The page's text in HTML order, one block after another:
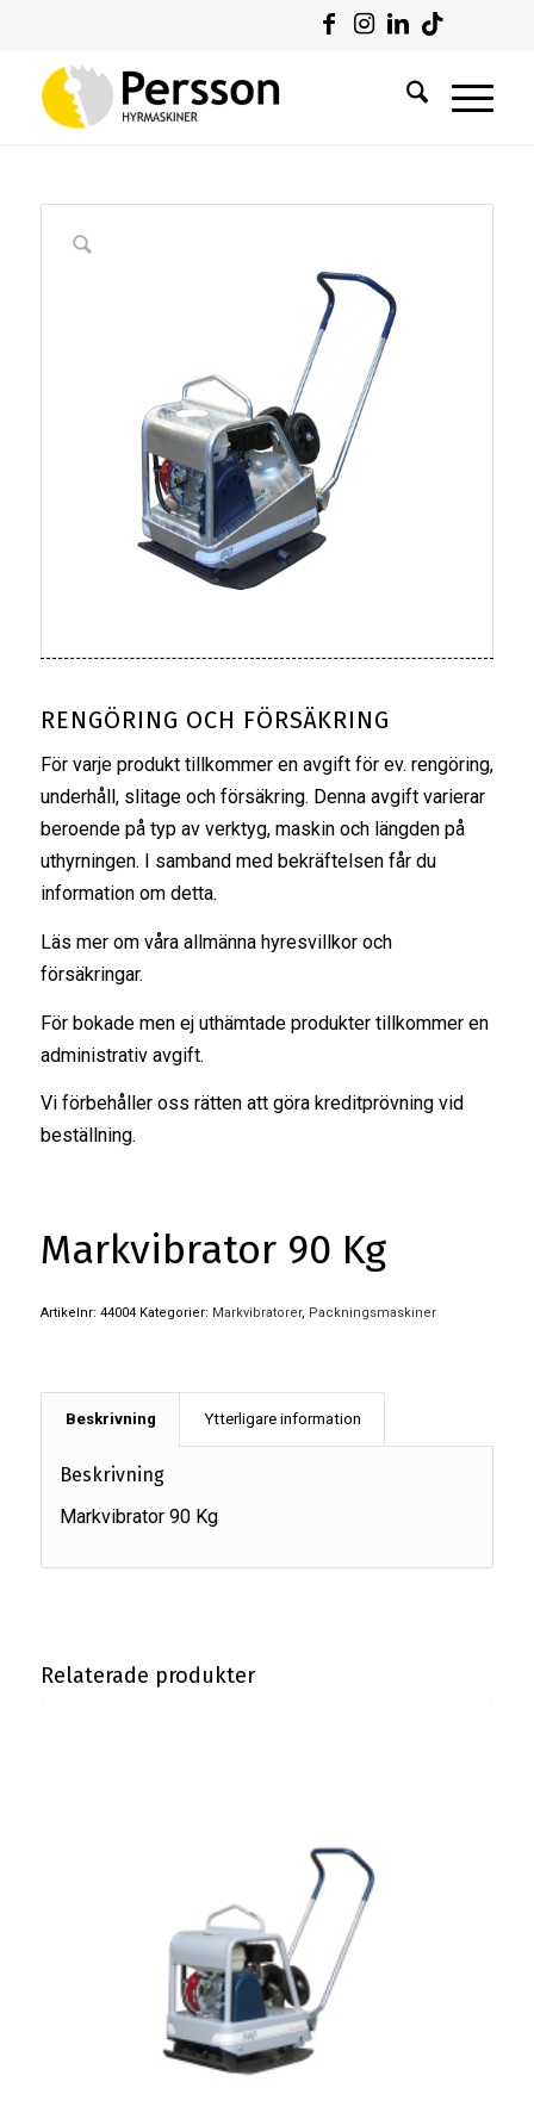
RENGÖRING OCH FÖRSÄKRING
För varje produkt tillkommer en avgift för ev. rengöring,
underhåll, slitage och försäkring. Denna avgift varierar
beroende på typ av verktyg, maskin och längden på
uthyrningen. I samband med bekräftelsen får du
information om detta.
Läs mer om våra allmänna hyresvillkoroch
försäkringar.
För bokade men ej uthämtade produkter tillkommer en
administrativ avgift.
Vi förbehåller oss rätten att göra kreditprövning vid
beställning.
Markvibrator 90 Kg
Artikelnr: 44004 Kategorier: Markvibratorer, Packningsmaskiner
Beskrivning Ytterligare information
Beskrivning
Markvibrator 90 Kg
Relaterade produkter